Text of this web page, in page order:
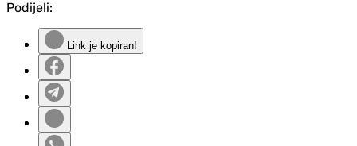
Podijeli:
Link je kopiran!